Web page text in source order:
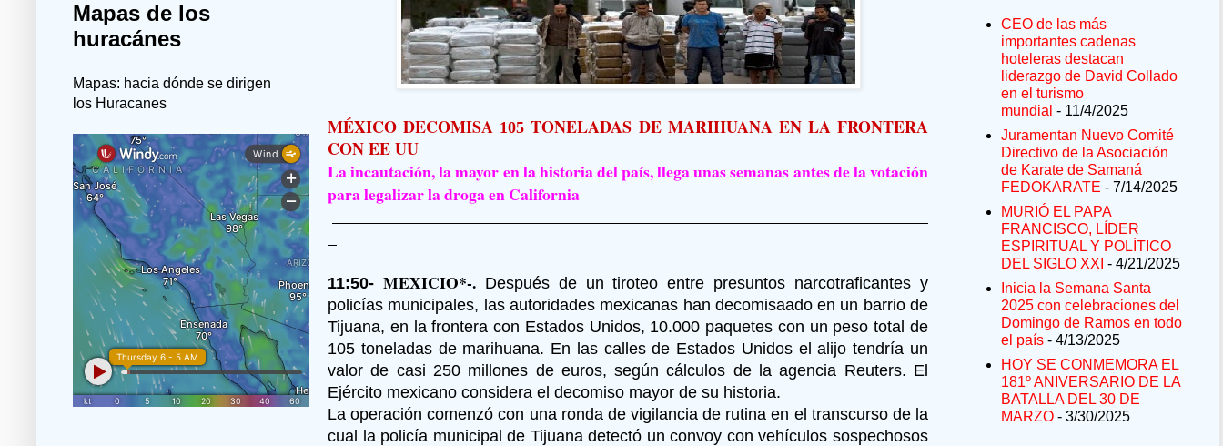
MÉXICO DECOMISA 105TONELADAS DE MARIHUANA EN LA FRONTERA
CON EE UU
La incautación, la mayor en la historia del país, llega unas semanas antes de la votación
para legalizar la droga en California
11:50- MEXICIO*-.Después de un tiroteo entre presuntos narcotraficantes y
policías municipales, las autoridades mexicanas han decomisaado en un barrio de
Tijuana, en la frontera con Estados Unidos, 10.000 paquetes con un peso total de
105 toneladas de marihuana. En las calles de Estados Unidos el alijo tendría un
valor de casi 250 millones de euros, según cálculos de la agencia Reuters. El
Ejército mexicano considera el decomiso mayor de su historia.
La operación comenzó con una ronda de vigilancia de rutina en el transcurso de la
cual la policía municipal de Tijuana detectó un convoy con vehículos sospechosos
Mapas de los
huracánes
Mapas: hacia dónde se dirigen
los Huracanes
CEO de las más
importantes cadenas
hoteleras destacan
liderazgo de David Collado
en el turismo
mundial - 11/4/2025
Juramentan Nuevo Comité
Directivo de la Asociación
de Karate de Samaná
FEDOKARATE - 7/14/2025
MURIÓ EL PAPA
FRANCISCO, LÍDER
ESPIRITUAL Y POLÍTICO
DEL SIGLO XXI - 4/21/2025
Inicia la Semana Santa
2025 con celebraciones del
Domingo de Ramos en todo
el país - 4/13/2025
HOY SE CONMEMORA EL
181º ANIVERSARIO DE LA
BATALLA DEL 30 DE
MARZO - 3/30/2025